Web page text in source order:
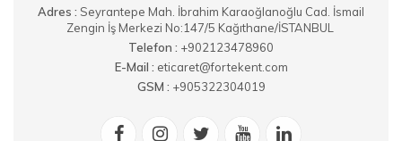
Adres : ​Seyrantepe Mah. İbrahim Karaoğlanoğlu Cad. İsmail
Zengin İş Merkezi No:147/5 Kağıthane/İSTANBUL
Telefon : +902123478960
E-Mail : eticaret@fortekent.com
GSM : +905322304019